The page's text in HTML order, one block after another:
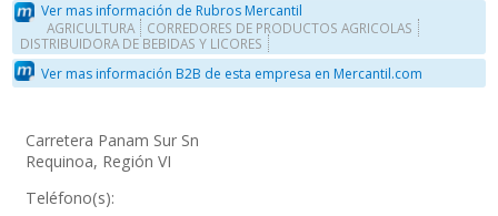
Ver mas información de Rubros Mercantil
AGRICULTURA
CORREDORES DE PRODUCTOS AGRICOLAS
DISTRIBUIDORA DE BEBIDAS Y LICORES
Ver mas información B2B de esta empresa en Mercantil.com
Carretera Panam Sur Sn
Requinoa, Región VI
Teléfono(s):